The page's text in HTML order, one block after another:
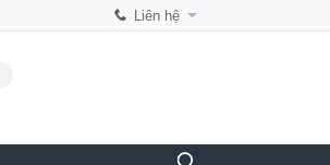
Liên hệ